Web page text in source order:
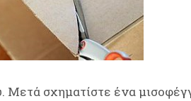
σχηματίστε ένα